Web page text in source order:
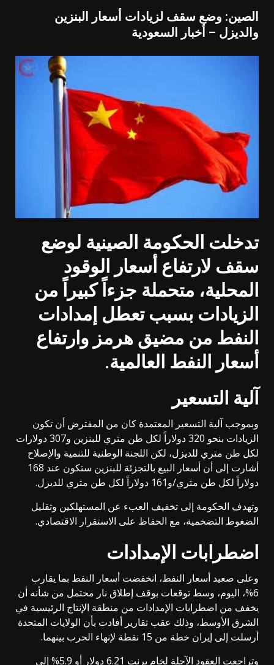
الصين: وضع سقف لزيادات أسعار البنزين
والديزل – أخبار السعودية
تدخلت الحكومة الصينية لوضع
سقف لارتفاع أسعار الوقود
المحلية، متحملة جزءاً كبيراً من
الزيادات بسبب تعطل إمدادات
النفط من مضيق هرمز وارتفاع
أسعار النفط العالمية.
آلية التسعير
وبموجب آلية التسعير المعتمدة كان من المفترض أن تكون
الزيادات بنحو 320 دولاراً لكل طن متري للبنزين و307 دولارات
لكل طن متري للديزل، لكن اللجنة الوطنية للتنمية والإصلاح
أشارت إلى أن أسعار البيع بالتجزئة للبنزين ستكون عند 168
دولاراً لكل طن متري/و161 دولاراً لكل طن متري للديزل.
وتهدف الحكومة إلى تخفيف العبء عن المستهلكين وتقليل
الضغوط التضخمية، مع الحفاظ على الاستقرار الاقتصادي.
اضطرابات الإمدادات
وعلى صعيد أسعار النفط، انخفضت أسعار النفط بما يقارب
6%، اليوم، وسط توقعات بوقف إطلاق نار محتمل من شأنه أن
يخفف من اضطرابات الإمدادات من منطقة الإنتاج الرئيسية في
الشرق الأوسط، وذلك عقب تقارير أفادت بأن الولايات المتحدة
أرسلت إلى إيران خطة من 15 نقطة لإنهاء الحرب بينهما.
وتراجعت العقود الآجلة لخام برنت 6.21 دولار أو 5.9% إلى